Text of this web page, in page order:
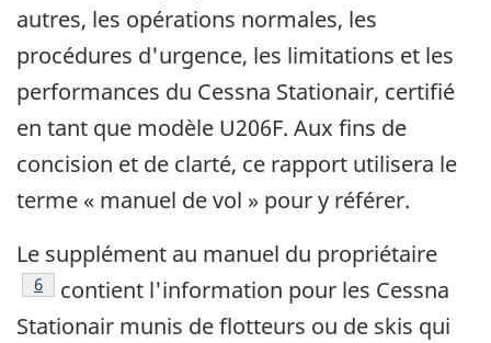
autres, les opérations normales, les
procédures d'urgence, les limitations et les
performances du Cessna Stationair, certifié
en tant que modèle U206F. Aux fins de
concision et de clarté, ce rapport utilisera le
terme « manuel de vol » pour y référer.
Le supplément au manuel du propriétaire
Note de bas de page
6
contient l'information pour les Cessna
Stationair munis de flotteurs ou de skis qui